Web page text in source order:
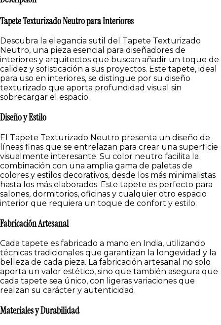
Tapete Texturizado Neutro para Interiores
Descubra la elegancia sutil del Tapete Texturizado
Neutro, una pieza esencial para diseñadores de
interiores y arquitectos que buscan añadir un toque de
calidez y sofisticación a sus proyectos. Este tapete, ideal
para uso en interiores, se distingue por su diseño
texturizado que aporta profundidad visual sin
sobrecargar el espacio.
Diseño y Estilo
El Tapete Texturizado Neutro presenta un diseño de
líneas finas que se entrelazan para crear una superficie
visualmente interesante. Su color neutro facilita la
combinación con una amplia gama de paletas de
colores y estilos decorativos, desde los más minimalistas
hasta los más elaborados. Este tapete es perfecto para
salones, dormitorios, oficinas y cualquier otro espacio
interior que requiera un toque de confort y estilo.
Fabricación Artesanal
Cada tapete es fabricado a mano en India, utilizando
técnicas tradicionales que garantizan la longevidad y la
belleza de cada pieza. La fabricación artesanal no solo
aporta un valor estético, sino que también asegura que
cada tapete sea único, con ligeras variaciones que
realzan su carácter y autenticidad.
Materiales y Durabilidad